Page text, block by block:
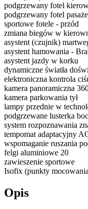
podgrzewany fotel
podgrzewany fotel
sportowe fotele - przód
zmiana biegów w
asystent (czujnik)
asystent hamowania -
asystent jazdy w korku
dynamiczne światła
elektroniczna kontrola
kamera panoramiczna
kamera parkowania tył
lampy przednie w
podgrzewane lusterka
system rozpoznawania
tempomat adaptacyjny
wspomaganie ruszania
felgi aluminiowe 20
zawieszenie sportowe
Isofix (punkty
Opis